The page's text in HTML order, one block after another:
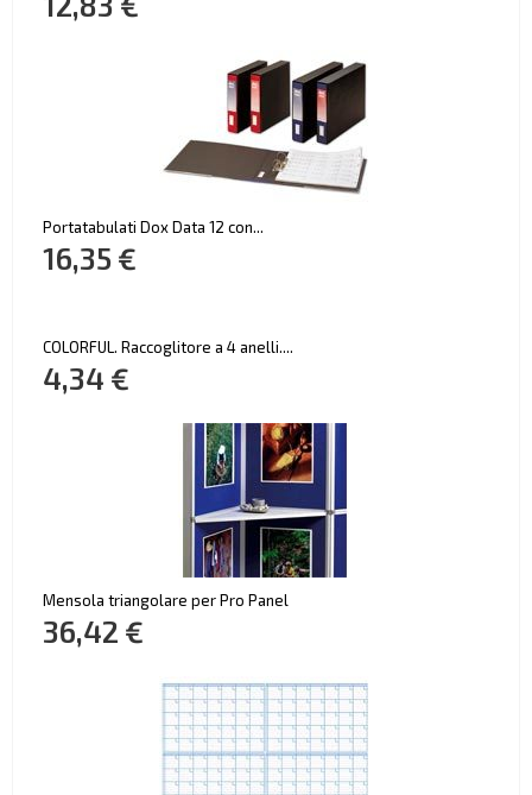
Portatabulati Dox Data 12 con...
16,35 €
COLORFUL. Raccoglitore a 4 anelli....
4,34 €
Mensola triangolare per Pro Panel
36,42 €